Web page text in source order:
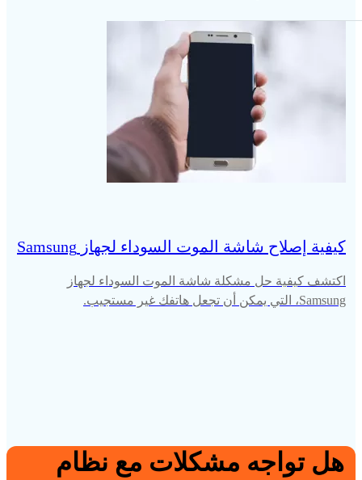
كيفية إصلاح شاشة الموت السوداء لجهاز Samsung
اكتشف كيفية حل مشكلة شاشة الموت السوداء لجهاز
Samsung، التي يمكن أن تجعل هاتفك غير مستجيب.
هل تواجه مشكلات مع نظام